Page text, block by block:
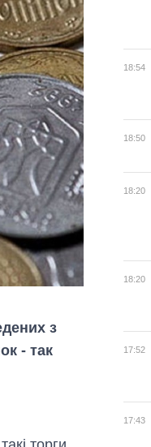
з
- так
18:54
18:50
18:20
18:20
17:52
17:43